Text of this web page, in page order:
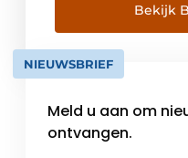
Nederland, België,
Zwitserland,
de waardevolle
met de groep.
Bekijk
NIEUWSBRIEF
Meld u aan om
ontvangen.